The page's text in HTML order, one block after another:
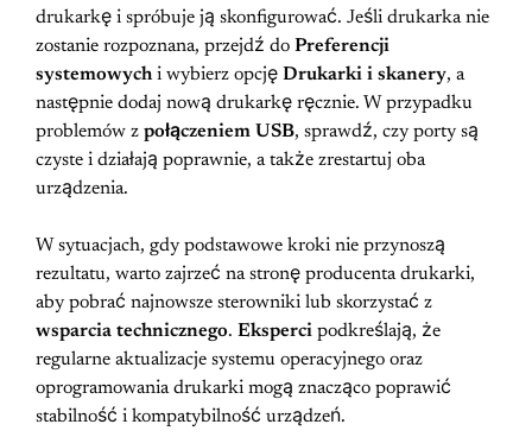
drukarkę i spróbuje ją skonfigurować. Jeśli drukarka nie
zostanie rozpoznana, przejdź do Preferencji
systemowychi wybierz opcję Drukarki i skanery, a
następnie dodaj nową drukarkę ręcznie. W przypadku
problemów z połączeniem USB, sprawdź, czy porty są
czyste i działają poprawnie, a także zrestartuj oba
urządzenia.
W sytuacjach, gdy podstawowe kroki nie przynoszą
rezultatu, warto zajrzeć na stronę producenta drukarki,
aby pobrać najnowsze sterowniki lub skorzystać z
wsparcia technicznego. Eksperci podkreślają, że
regularne aktualizacje systemu operacyjnego oraz
oprogramowania drukarki mogą znacząco poprawić
stabilność i kompatybilność urządzeń.